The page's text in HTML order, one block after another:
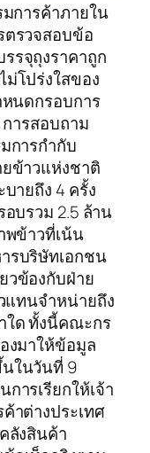
การค้าภายใน
ตรวจสอบข้อ
รจุถุงราคาถูก
โปร่งใสของ
นดกรอบการ
ารสอบถาม
การกำกับ
ข้าวแห่งชาติ
ายถึง 4 ครั้ง
บรวม 2.5 ล้าน
ข้าวที่เน้น
รบริษัทเอกชน
วข้องกับฝ่าย
แทนจำหน่ายถึง
ใด ทั้งนี้คณะกร
งมาให้ข้อมูล
ในวันที่ 9
ารเรียกให้เจ้า
าต่างประเทศ
ลังสินค้า